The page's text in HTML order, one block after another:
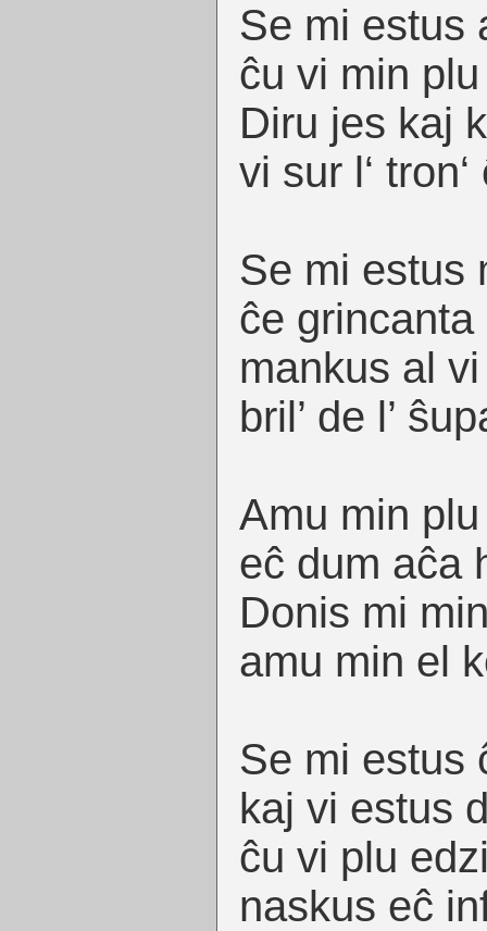
Se mi estus
ĉu vi min
Diru jes kaj
vi sur l‘
Se mi estus
ĉe grincanta
mankus al
bril’ de l’
Amu min plu
eĉ dum aĉa
Donis mi
amu min el
Se mi estus
kaj vi estus
ĉu vi plu
naskus eĉ